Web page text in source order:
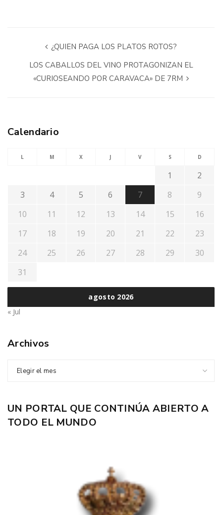
¿QUIEN PAGA LOS PLATOS ROTOS?
LOS CABALLOS DEL VINO PROTAGONIZAN EL
«CURIOSEANDO POR CARAVACA» DE 7RM
Calendario
agosto 2026
L M X J V S D
1
2
3
4 5 6 7 8
9
10
11 12 13 14 15
16
17
18 19 20 21 22
23
24
25 26 27 28 29
30
31
« Jul
Archivos
Elegir el mes
UN PORTAL QUE CONTINÚA ABIERTO A
TODO EL MUNDO